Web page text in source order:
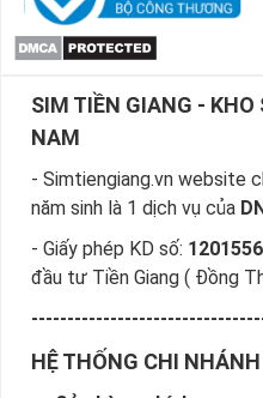
SIM TIỀN GIANG -
NAM
- Simtiengiang.vn website
năm sinh là 1 dịch vụ của
- Giấy phép KD số:
đầu tư Tiền Giang ( Đồng
HỆ THỐNG CHI